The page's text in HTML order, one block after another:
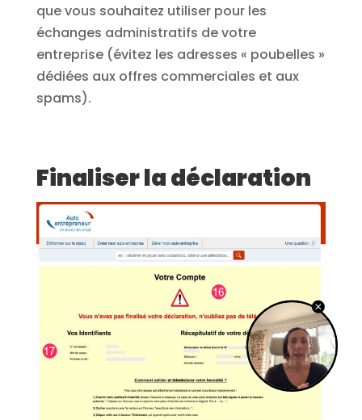
que vous souhaitez utiliser pour les
échanges administratifs de votre
entreprise (évitez les adresses « poubelles »
dédiées aux offres commerciales et aux
spams).
Finaliser la déclaration